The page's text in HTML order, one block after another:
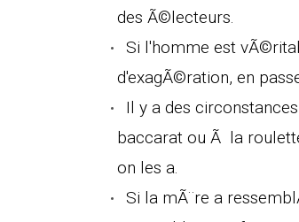
des Ã©lecteurs.
Si l'homme est
d'exagÃ©ration, en
Il y a des
baccarat ou Ã la
on les a.
Si la mÃ¨re a